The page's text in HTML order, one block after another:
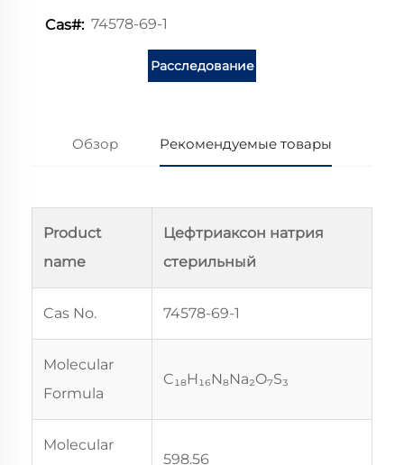
Cas#: 74578-69-1
Расследование
Обзор Рекомендуемые товары
Product
name
Цефтриаксон натрия
стерильный
Cas No. 74578-69-1
Molecular
Formula
C₁₈H₁₆N₈Na₂O₇S₃
Molecular
598.56